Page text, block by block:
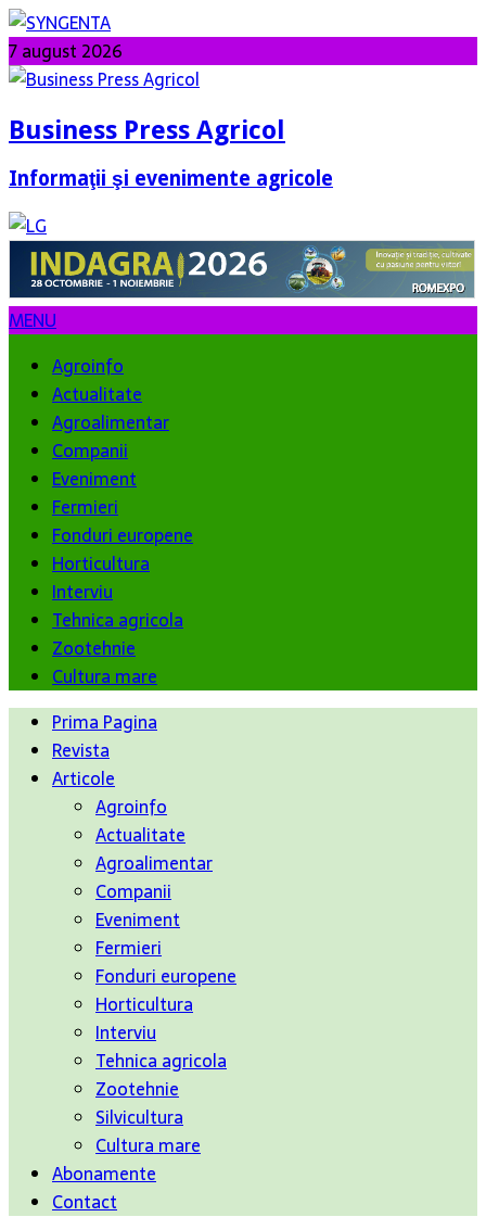
7 august 2026
Business Press Agricol
Informaţii şi evenimente agricole
MENU
Agroinfo
Actualitate
Agroalimentar
Companii
Eveniment
Fermieri
Fonduri europene
Horticultura
Interviu
Tehnica agricola
Zootehnie
Cultura mare
Prima Pagina
Revista
Articole
Agroinfo
Actualitate
Agroalimentar
Companii
Eveniment
Fermieri
Fonduri europene
Horticultura
Interviu
Tehnica agricola
Zootehnie
Silvicultura
Cultura mare
Abonamente
Contact